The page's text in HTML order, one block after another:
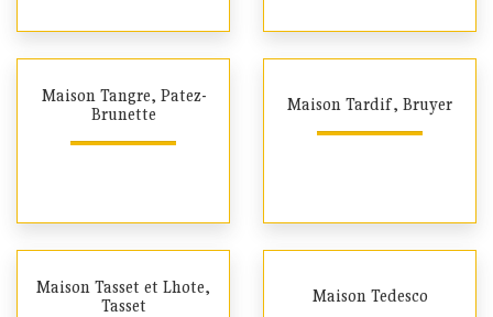
Maison Tangre, Patez-
Brunette
Maison Tardif, Bruyer
Maison Tasset et Lhote,
Tasset
Maison Tedesco